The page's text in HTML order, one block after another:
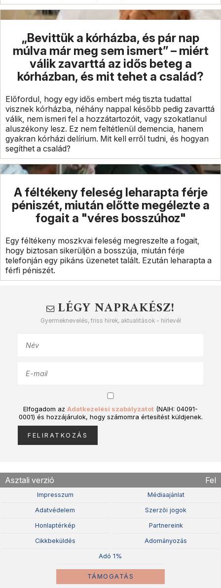
„Bevittük a kórházba, és pár nap
múlva már meg sem ismert” – miért
válik zavarttá az idős beteg a
kórházban, és mit tehet a család?
Előfordul, hogy egy idős embert még tiszta tudattal
visznek kórházba, néhány nappal később pedig zavarttá
válik, nem ismeri fel a hozzátartozóit, vagy szokatlanul
aluszékony lesz. Ez nem feltétlenül demencia, hanem
gyakran kórházi delírium. Mit kell erről tudni, és hogyan
segíthet a család?
A féltékeny feleség leharapta férje
péniszét, miután előtte megélezte a
fogait a "véres bosszúhoz"
Egy féltékeny moszkvai feleség megreszelte a fogait,
hogy biztosan sikerüljön a bosszúja, miután férje
telefonján egy pikáns üzenetet talált. Ezután leharapta a
férfi péniszét.
LÉGY NAPRAKÉSZ!
Gyermeknevelés, friss hírek, aktualitások - hírlevél
Elfogadom az Adatkezelési szabályzatot (NAIH: 04091-
0001) és hozzájárulok, hogy számomra értesítést küldjenek.
Asztali verzió Fel
Impresszum Médiaajánlat
Adatvédelem Szerzõi jogok
Honlaptérkép Partnereink
Cikkbeküldés Adományozás
Adó 1%
TÁMOGATÁS